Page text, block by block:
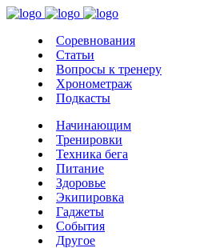
Соревнования
Статьи
Вопросы к тренеру
Хронометраж
Подкасты
Начинающим
Тренировки
Техника бега
Питание
Здоровье
Экипировка
Гаджеты
События
Другое